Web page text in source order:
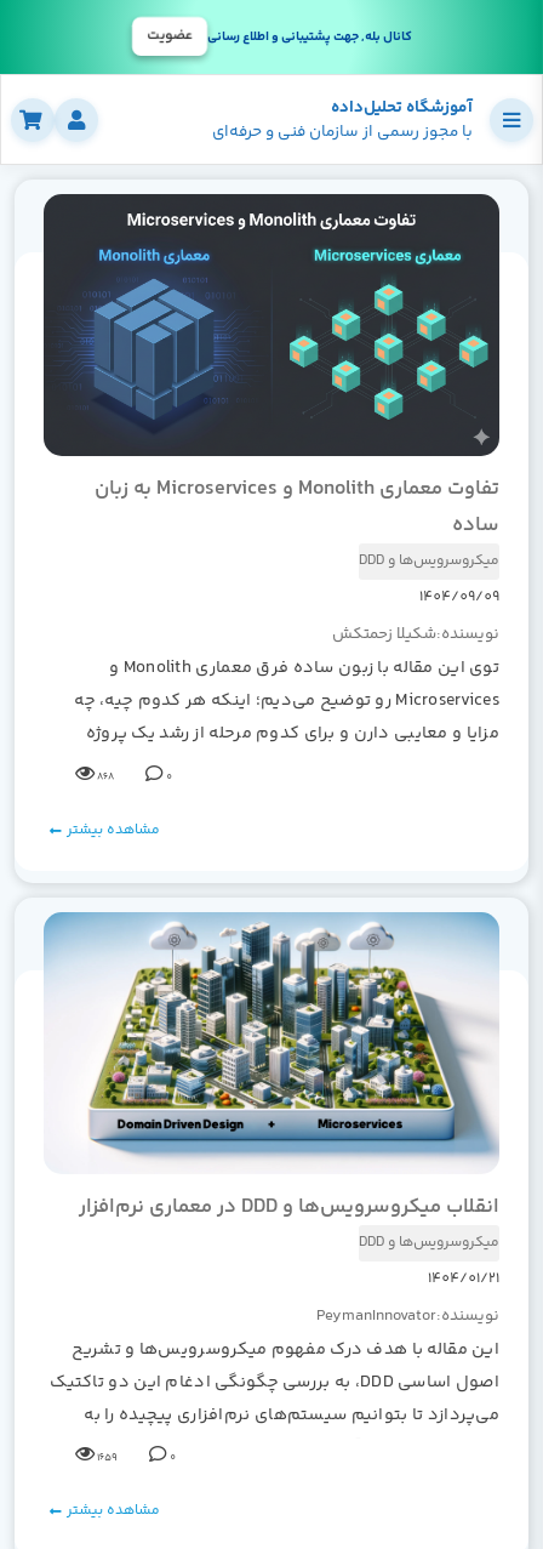
کانال بله, جهت پشتیبانی و اطلاع رسانی عضویت
آموزشگاه تحلیل‌داده
با مجوز رسمی از سازمان فنی و حرفه‌ای
تفاوت معماری Monolith و Microservices به زبان
ساده
میکروسرویس‌ها و DDD
1404/09/09
نویسنده:شکیلا زحمتکش
توی این مقاله با زبون ساده فرق معماری Monolith و
Microservices رو توضیح می‌دیم؛ اینکه هر کدوم چیه، چه
مزایا و معایبی دارن و برای کدوم مرحله از رشد یک پروژه
0
868
مشاهده بیشتر
انقلاب میکروسرویس‌ها و DDD در معماری نرم‌افزار
میکروسرویس‌ها و DDD
1404/01/21
نویسنده:PeymanInnovator
این مقاله با هدف درک مفهوم میکروسرویس‌ها و تشریح
اصول اساسی DDD، به بررسی چگونگی ادغام این دو تاکتیک
می‌پردازد تا بتوانیم سیستم‌های نرم‌افزاری پیچیده را به
0
1659
مشاهده بیشتر